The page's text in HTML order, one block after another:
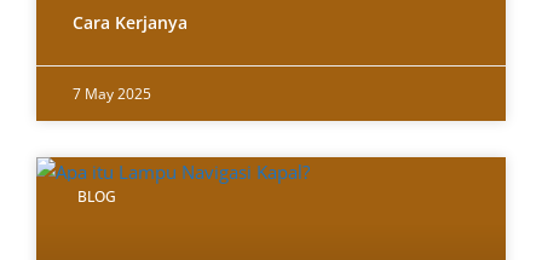
Cara Kerjanya
7 May 2025
BLOG